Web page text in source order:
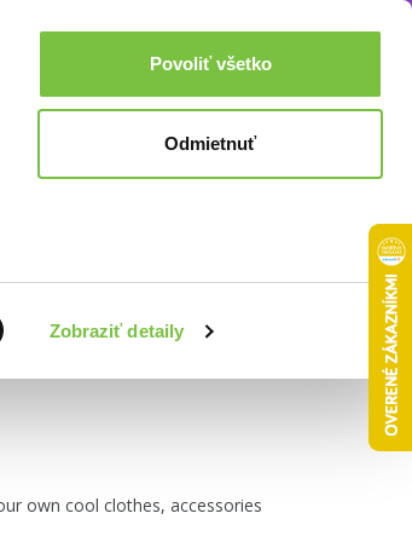
Zobraziť detaily
Povoliť všetko
Odmietnuť
Prihlásenie 0,00€
Akcie a zľavy
podľa:
own cool clothes, accessories